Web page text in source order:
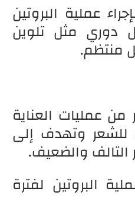
عملية البروتين
مثل تلوين
منتظم.
من عمليات العناية
للشعر وتهدف إلى
والضعيف.
البروتين لفترة